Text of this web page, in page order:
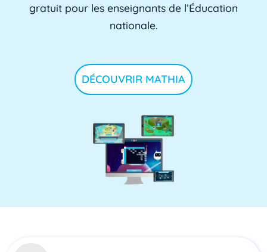
gratuit pour les enseignants de l’Éducation
nationale.
DÉCOUVRIR MATHIA